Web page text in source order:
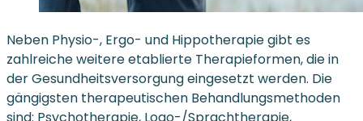
Neben Physio-, Ergo- und Hippotherapie gibt es
zahlreiche weitere etablierte Therapieformen, die in
der Gesundheitsversorgung eingesetzt werden. Die
gängigsten therapeutischen Behandlungsmethoden
sind: Psychotherapie, Logo-/Sprachtherapie,